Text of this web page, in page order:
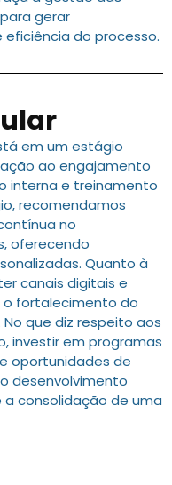
gerar
do processo.
em um estágio
ao engajamento
interna e treinamento
recomendamos
no
oferecendo
Quanto à
canais digitais e
fortalecimento do
que diz respeito aos
investir em programas
oportunidades de
desenvolvimento
consolidação de uma